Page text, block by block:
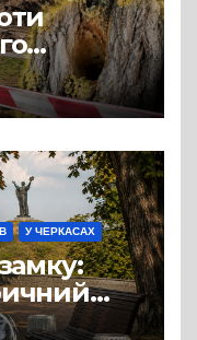
на
всохли
чи
У ЧЕРКАСАХ